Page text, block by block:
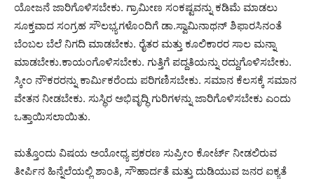
ಯೋಜನೆ ಜಾರಿಗೊಳಿಸಬೇಕು. ಗ್ರಾಮೀಣ ಸಂಕಷ್ಟವನ್ನು ಕಡಿಮೆ ಮಾಡಲು
ಸೂಕ್ತವಾದ ಸಂಗ್ರಹ ಸೌಲಭ್ಯಗಳೊಂದಿಗೆ ಡಾ.ಸ್ವಾಮಿನಾಥನ್ ಶಿಫಾರಸಿನಂತೆ
ಬೆಂಬಲ ಬೆಲೆ ನಿಗದಿ ಮಾಡಬೇಕು. ರೈತರ ಮತ್ತು ಕೂಲಿಕಾರರ ಸಾಲ ಮನ್ನಾ
ಮಾಡಬೇಕು.ಕಾಯಂಗೊಳಿಸಬೇಕು. ಗುತ್ತಿಗೆ ಪದ್ದತಿಯನ್ನು ರದ್ದುಗೊಳಿಸಬೇಕು.
ಸ್ಕೀಂ ನೌಕರರನ್ನು ಕಾರ್ಮಿಕರೆಂದು ಪರಿಗಣಿಸಬೇಕು. ಸಮಾನ ಕೆಲಸಕ್ಕೆ ಸಮಾನ
ವೇತನ ನೀಡಬೇಕು. ಸುಸ್ಥಿರ ಅಭಿವೃದ್ಧಿ ಗುರಿಗಳನ್ನು ಜಾರಿಗೊಳಿಸಬೇಕು ಎಂದು
ಒತ್ತಾಯಿಸಲಾಯಿತು.
ಮತ್ತೊಂದು ವಿಷಯ ಅಯೋಧ್ಯ ಪ್ರಕರಣ ಸುಪ್ರೀಂ ಕೋರ್ಟ್ ನೀಡಲಿರುವ
ತೀರ್ಪಿನ ಹಿನ್ನೆಲೆಯಲ್ಲಿ ಶಾಂತಿ, ಸೌಹಾರ್ದತೆ ಮತ್ತು ದುಡಿಯುವ ಜನರ ಐಕ್ಯತೆ